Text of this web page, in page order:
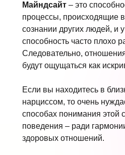
Майндсайт – это
процессы, происходящие
сознании других людей, и
способность часто плохо
Следовательно,
будут ощущаться как
Если вы находитесь в
нарциссом, то очень
способах понимания этой
поведения – ради
здоровых отношений.